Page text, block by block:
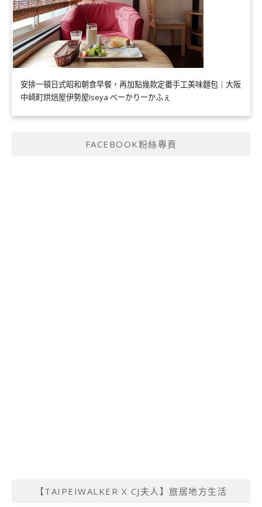
安排一頓日式昭和朝食早餐，再加點幾款定番手工美味麵包｜大阪
中崎町烘焙屋伊勢屋Iseya べーかりーかふぇ
FACEBOOK粉絲專頁
【TAIPEIWALKER X CJ夫人】旅居地方生活